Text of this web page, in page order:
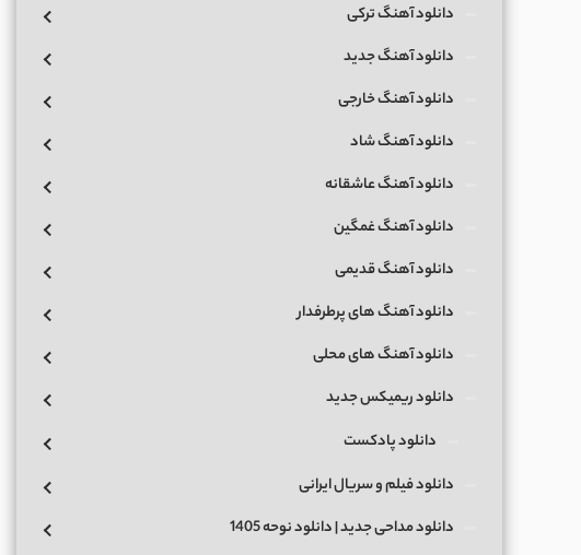
دانلود آهنگ ترکی
دانلود آهنگ جدید
دانلود آهنگ خارجی
دانلود آهنگ شاد
دانلود آهنگ عاشقانه
دانلود آهنگ غمگین
دانلود آهنگ قدیمی
دانلود آهنگ های پرطرفدار
دانلود آهنگ های محلی
دانلود ریمیکس جدید
دانلود پادکست
دانلود فیلم و سریال ایرانی
دانلود مداحی جدید | دانلود نوحه 1405